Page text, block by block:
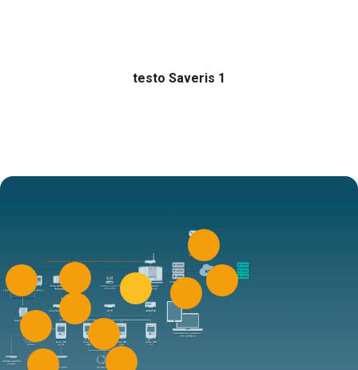
testo Saveris 1